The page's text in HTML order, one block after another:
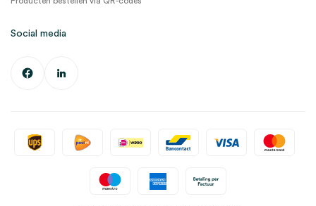
Social media